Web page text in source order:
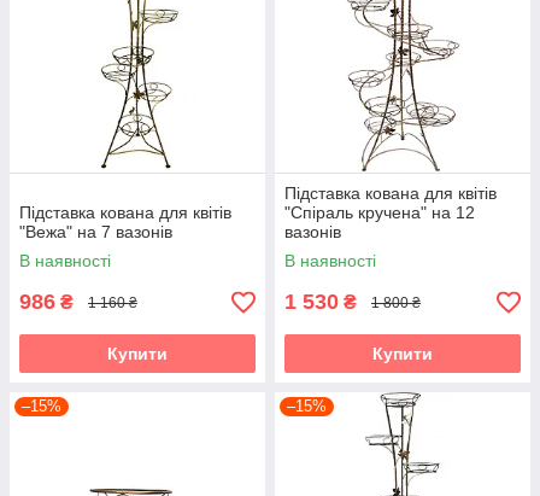
Підставка кована для квітів
"Вежа" на 7 вазонів
В наявності
986 ₴ 1 160 ₴
Купити
Підставка кована для квітів
"Спіраль кручена" на 12
вазонів
В наявності
1 530 ₴ 1 800 ₴
Купити
–15% –15%